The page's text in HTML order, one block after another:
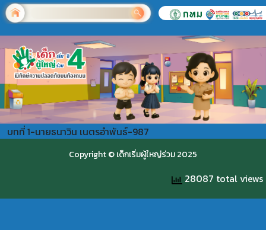
บทที่ 1-นายธนาวิน เนตรอำพันธ์-987
Copyright © เด็กเริ่มผู้ใหญ่ร่วม 2025
28087 total views